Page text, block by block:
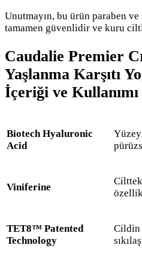
Unutmayın, bu ürün paraben
tamamen güvenlidir ve kuru
Caudalie Premier
Yaşlanma Karşıtı
İçeriği ve Kullanımı
Biotech Hyaluronic
Acid
Viniferine
özellik
TET8™ Patented
Technology
Cildin